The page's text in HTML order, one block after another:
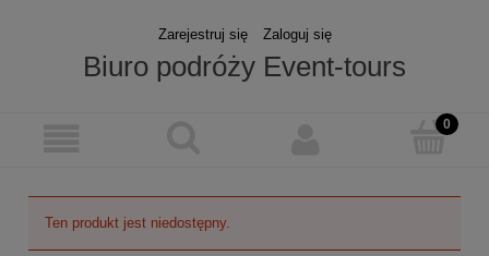
Zarejestruj się Zaloguj się
Biuro podróży Event-tours
Ten produkt jest niedostępny.